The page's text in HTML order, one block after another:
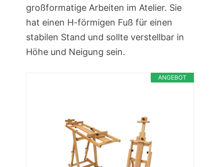
großformatige Arbeiten im Atelier. Sie
hat einen H-förmigen Fuß für einen
stabilen Stand und sollte verstellbar in
Höhe und Neigung sein.
ANGEBOT